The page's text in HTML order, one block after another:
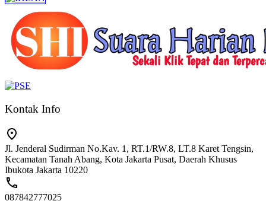
Kontak Info
Jl. Jenderal Sudirman No.Kav. 1, RT.1/RW.8, LT.8 Karet Tengsin,
Kecamatan Tanah Abang, Kota Jakarta Pusat, Daerah Khusus
Ibukota Jakarta 10220
087842777025